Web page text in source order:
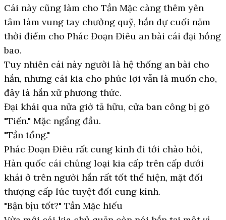
Cái này cũng làm cho Tần Mặc càng thêm yên
tâm làm vung tay chưởng quỹ, hắn dự cuối năm
thời điểm cho Phác Đoạn Điêu an bài cái đại hồng
bao.
Tuy nhiên cái này người là hệ thống an bài cho
hắn, nhưng cái kia cho phúc lợi vẫn là muốn cho,
đây là hắn xử phương thức.
Đại khái qua nửa giờ tả hữu, cửa ban công bị gõ
"Tiến." Mặc ngẩng đầu.
"Tần tổng."
Phác Đoạn Điêu rất cung kính đi tới chào hỏi,
Hàn quốc cái chủng loại kia cấp trên cấp dưới
khái ở trên người hắn rất tốt thể hiện, mặt đối
thượng cấp lúc tuyệt đối cung kính.
"Bận bịu tốt?" Tần Mặc hiếu